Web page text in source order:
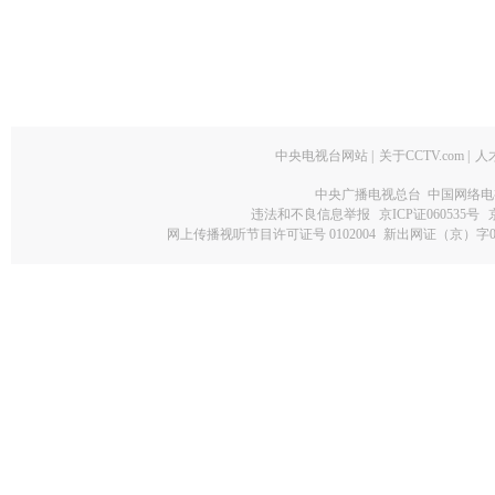
中央电视台网站 关于CCTV.com 人
中央广播电视总台 中国网络
违法和不良信息举报
京ICP证060535号
网上传播视听节目许可证号 0102004 新出网证（京）